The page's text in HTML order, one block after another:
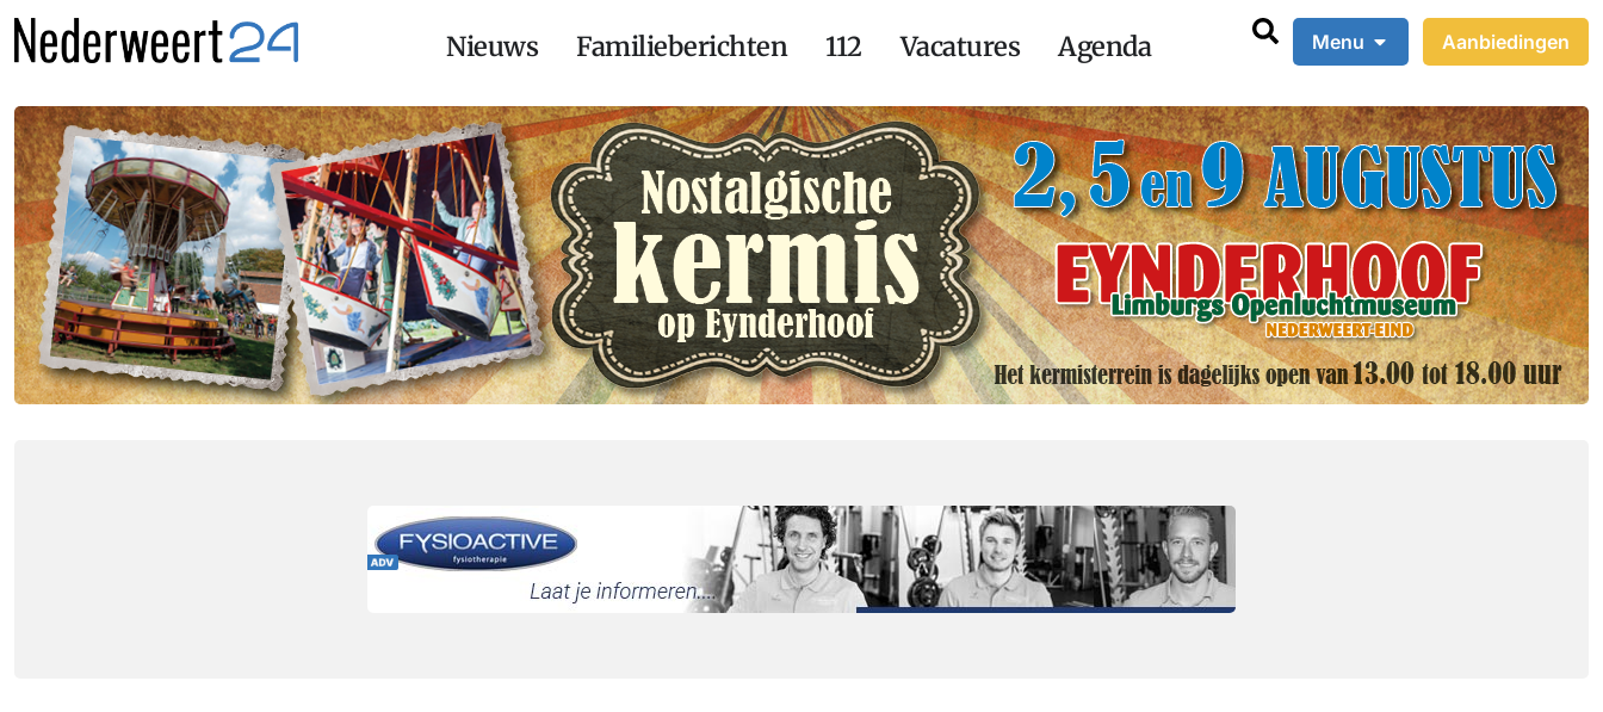
Nieuws Familieberichten 112 Vacatures Agenda Menu Aanbiedingen